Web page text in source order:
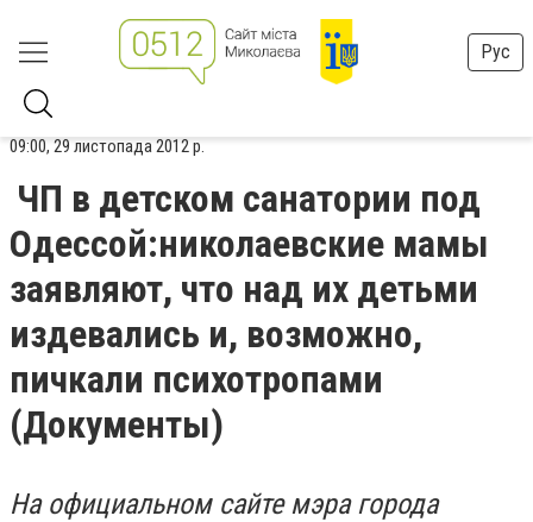
Рус
09:00, 29 листопада 2012 р.
ЧП в детском санатории под
Одессой:николаевские мамы
заявляют, что над их детьми
издевались и, возможно,
пичкали психотропами
(Документы)
На официальном сайте мэра города